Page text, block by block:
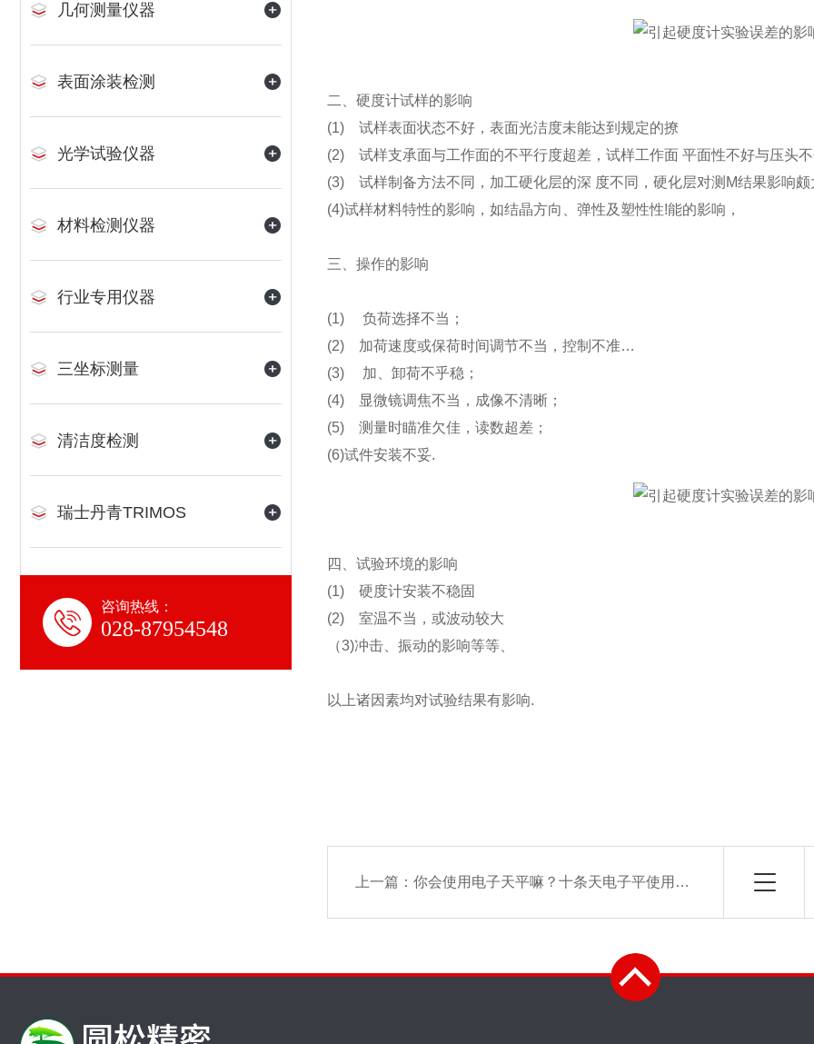
几何测量仪器
表面涂装检测
光学试验仪器
材料检测仪器
行业专用仪器
三坐标测量
清洁度检测
瑞士丹青TRIMOS
咨询热线：
028-87954548
二、硬度计试样的影响
(1) 试样表面状态不好，表面光洁度未能达到规定的撩
(2) 试样支承面与工作面的不平行度超差，试样工作面 平面性不好与压头不
(3) 试样制备方法不同，加工硬化层的深 度不同，硬化层对测M结果影响颇
(4)试样材料特性的影响，如结晶方向、弹性及塑性性!能的影响，
三、操作的影响
(1) 负荷选择不当；
(2) 加荷速度或保荷时间调节不当，控制不准…
(3) 加、卸荷不乎稳；
(4) 显微镜调焦不当，成像不清晰；
(5) 测量时瞄准欠佳，读数超差；
(6)试件安装不妥.
四、试验环境的影响
(1) 硬度计安装不稳固
(2) 室温不当，或波动较大
（3)冲击、振动的影响等等、
以上诸因素均对试验结果有影响.
上一篇： 你会使用电子天平嘛？十条天电子平使用准则